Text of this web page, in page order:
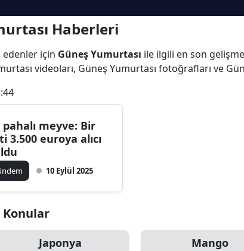
Haberleri
için Güneş Yumurtası ile ilgili en son
videoları, Güneş Yumurtası fotoğrafları ve
pahalı meyve: Bir
3.500 euroya alıcı
10 Eylül 2025
Konular
Japonya
Mango